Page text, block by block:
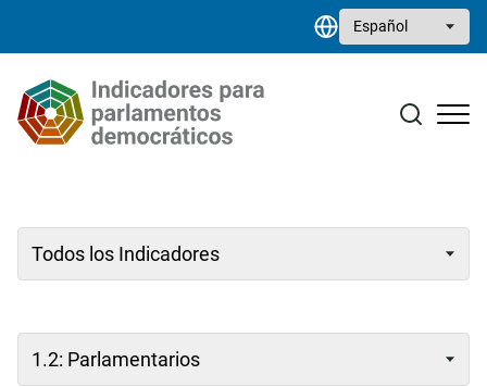
Select your language
Biblioteca de recursos
Contacto